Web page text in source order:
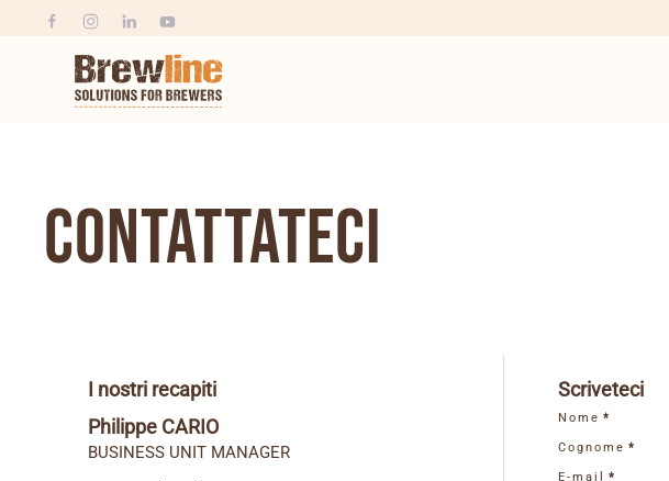
Contattateci
I nostri recapiti
Philippe CARIO
BUSINESS UNIT MANAGER
Scriveteci
Nome *
Cognome *
E-mail *